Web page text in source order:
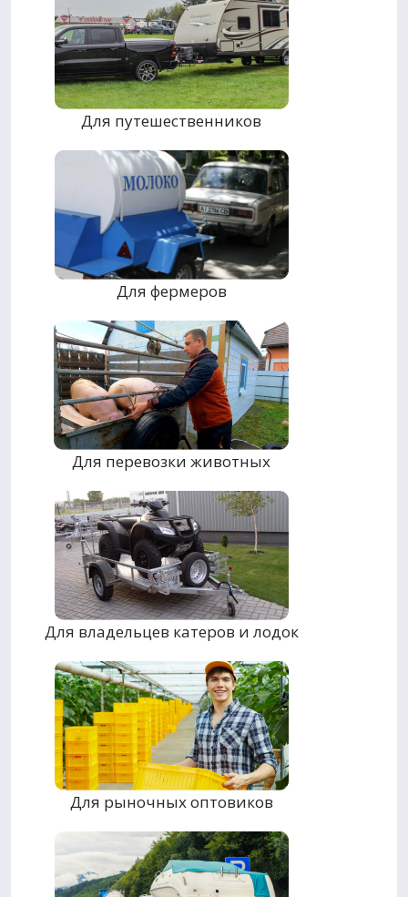
Для путешественников
Для фермеров
Для перевозки животных
Для владельцев катеров и лодок
Для рыночных оптовиков